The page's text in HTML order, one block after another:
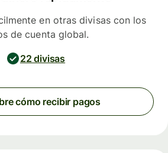
en otras divisas con los
de cuenta global.
22 divisas
cómo recibir pagos